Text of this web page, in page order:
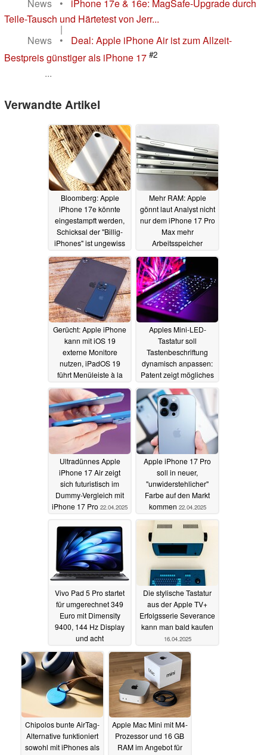
News •
iPhone 17e & 16e: MagSafe-Upgrade durch
Teile-Tausch und Härtetest von Jerr...
|
News
•
Deal: Apple iPhone Air ist zum Allzeit-
Bestpreis günstiger als iPhone 17 #2
...
Verwandte Artikel
Bloomberg: Apple
iPhone 17e könnte
eingestampft werden,
Schicksal der "Billig-
iPhones" ist ungewiss
28.04.2025
Mehr RAM: Apple
gönnt laut Analyst nicht
nur dem iPhone 17 Pro
Max mehr
Arbeitsspeicher
25.04.2025
Gerücht: Apple iPhone
kann mit iOS 19
externe Monitore
nutzen, iPadOS 19
führt Menüleiste à la
24.04.2025
Apples Mini-LED-
Tastatur soll
Tastenbeschriftung
dynamisch anpassen:
Patent zeigt mögliches
22.04.2025
Ultradünnes Apple
iPhone 17 Air zeigt
sich futuristisch im
Dummy-Vergleich mit
iPhone 17 Pro 22.04.2025
Apple iPhone 17 Pro
soll in neuer,
"unwiderstehlicher"
Farbe auf den Markt
kommen 22.04.2025
Vivo Pad 5 Pro startet
für umgerechnet 349
Euro mit Dimensity
9400, 144 Hz Display
und acht
21.04.2025
Die stylische Tastatur
aus der Apple TV+
Erfolgsserie Severance
kann man bald kaufen
16.04.2025
Chipolos bunte AirTag-
Alternative funktioniert
sowohl mit iPhones als
Apple Mac Mini mit M4-
Prozessor und 16 GB
RAM im Angebot für